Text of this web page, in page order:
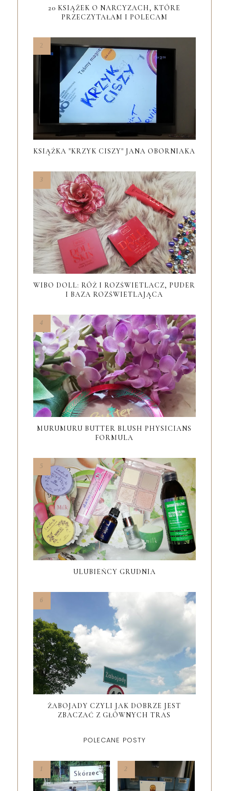
20 KSIĄŻEK O NARCYZACH, KTÓRE
PRZECZYTAŁAM I POLECAM
KSIĄŻKA "KRZYK CISZY" JANA OBORNIAKA
WIBO DOLL: RÓŻ I ROZŚWIETLACZ, PUDER
I BAZA ROZŚWIETLAJĄCA
MURUMURU BUTTER BLUSH PHYSICIANS
FORMULA
ULUBIEŃCY GRUDNIA
ŻABOJADY CZYLI JAK DOBRZE JEST
ZBACZAĆ Z GŁÓWNYCH TRAS
POLECANE POSTY